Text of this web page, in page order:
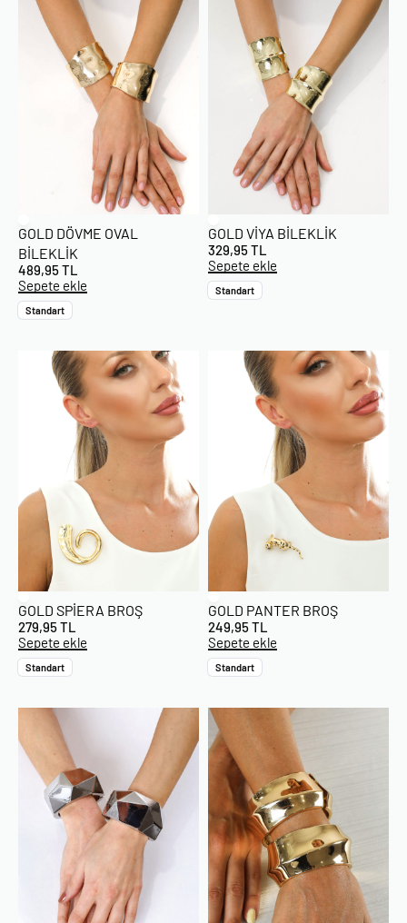
GOLD DÖVME OVAL
BILEKLIK
489,95TL
Sepete ekle
Standart
GOLD VIYA BILEKLIK
329,95TL
Sepete ekle
Standart
GOLD SPIERA BROŞ
279,95TL
Sepete ekle
Standart
GOLD PANTER BROŞ
249,95TL
Sepete ekle
Standart